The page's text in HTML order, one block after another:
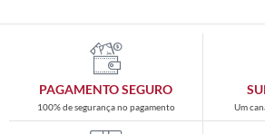
PAGAMENTO SEGURO
100% de segurança no pagamento Um